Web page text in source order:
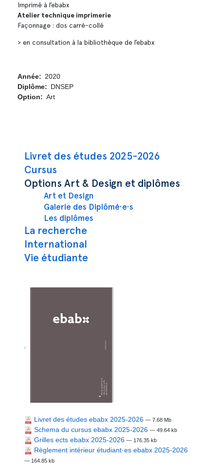
Navigation principale
Livret des études 2025-2026
Cursus
Options Art & Design et diplômes
Art et Design
Galerie des Diplômé·e·s
Les diplômes
La recherche
International
Vie étudiante
.
Livret des études ebabx 2025-2026 — 7.68 Mb
Schema du cursus ebabx 2025-2026 — 49.64 kb
Grilles ects ebabx 2025-2026 — 176.35 kb
Règlement intérieur étudiant·es ebabx 2025-2026
— 164.85 kb
Imprimé à l’ebabx
Atelier technique imprimerie
Façonnage : dos carré-collé
> en consultation à la bibliothèque de l’ebabx
Année
2020
Diplôme
DNSEP
Option
Art